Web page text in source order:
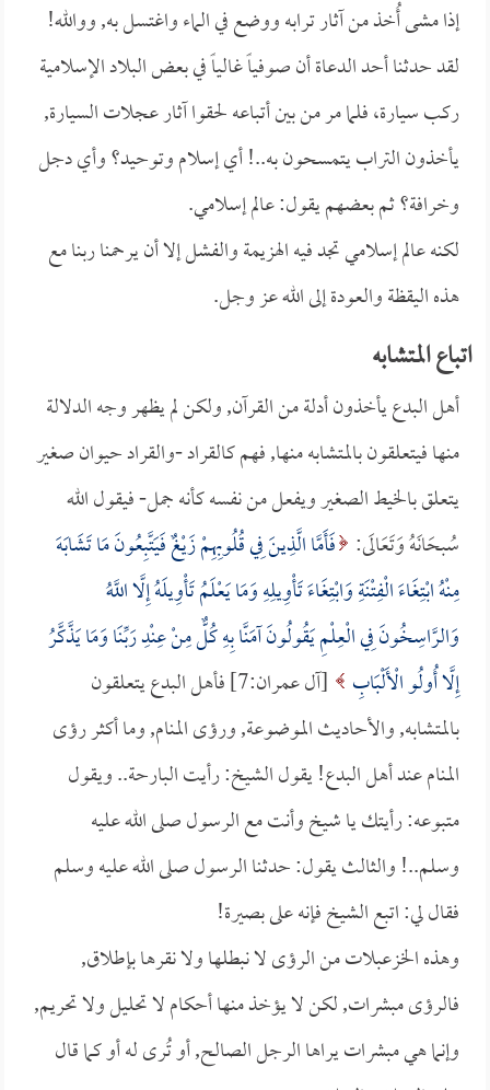
إذا مشى أُخذ من آثار ترابه ووضع في الماء واغتسل به, ووالله!
لقد حدثنا أحد الدعاة أن صوفياً غالياً في بعض البلاد الإسلامية
ركب سيارة، فلما مر من بين أتباعه لحقوا آثار عجلات السيارة,
يأخذون التراب يتمسحون به..! أي إسلام وتوحيد؟ وأي دجل
وخرافة؟ ثم بعضهم يقول: عالم إسلامي.
لكنه عالم إسلامي تجد فيه الهزيمة والفشل إلا أن يرحمنا ربنا مع
هذه اليقظة والعودة إلى الله عز وجل.
اتباع المتشابه
أهل البدع يأخذون أدلة من القرآن, ولكن لم يظهر وجه الدلالة
منها فيتعلقون بالمتشابه منها, فهم كالقراد -والقراد حيوان صغير
يتعلق بالخيط الصغير ويفعل من نفسه كأنه جمل- فيقول الله
سُبحَانَهُ وَتَعَالَى: فَأَمَّا الَّذِينَ فِي قُلُوبِهِمْ زَيْغٌ فَيَتَّبِعُونَ مَا تَشَابَهَ
مِنْهُ ابْتِغَاءَ الْفِتْنَةِ وَابْتِغَاءَ تَأْوِيلِهِ وَمَا يَعْلَمُ تَأْوِيلَهُ إِلَّا اللَّهُ
وَالرَّاسِخُونَ فِي الْعِلْمِ يَقُولُونَ آمَنَّا بِهِ كُلٌّ مِنْ عِنْدِ رَبِّنَا وَمَا يَذَّكَّرُ
إِلَّا أُولُو الْأَلْبَابِ
[آل عمران:7] فأهل البدع يتعلقون
بالمتشابه, والأحاديث الموضوعة, ورؤى المنام, وما أكثر رؤى
المنام عند أهل البدع! يقول الشيخ: رأيت البارحة.. ويقول
متبوعه: رأيتك يا شيخ وأنت مع الرسول صلى الله عليه
وسلم..! والثالث يقول: حدثنا الرسول صلى الله عليه وسلم
فقال لي: اتبع الشيخ فإنه على بصيرة!
وهذه الخزعبلات من الرؤى لا نبطلها ولا نقرها بإطلاق,
فالرؤى مبشرات, لكن لا يؤخذ منها أحكام لا تحليل ولا تحريم,
وإنما هي مبشرات يراها الرجل الصالح, أو تُرى له أو كما قال